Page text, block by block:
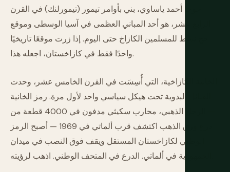
خوجا أحمد ياساوي، بني بأوامر تيمور (تيمورلنك) في القرن
الرابع عشر، هو أحد المباني العظمى في آسيا الوسطى وموقع
حج نشط للمسلمين الكازاخ حتى اليوم. إذا زرت موقعًا تاريخيًا
واحدًا فقط في كازاخستان، اجعله هذا.
الخانية الكازاخية، التي أُسِسَت في القرن الخامس عشر، وحدت
القبائل البدوية تحت هيكل سياسي واحد لأول مرة. رمز الخانية
— الرجل الذهبي، محارب سكيثي مدفون في 4000 قطعة من
درع ورق الذهب اكتشف قرب ألماتي في 1969 — أصبح الرمز
الوطني لكازاخستان المستقل ويقف فوق النصب في ميدان